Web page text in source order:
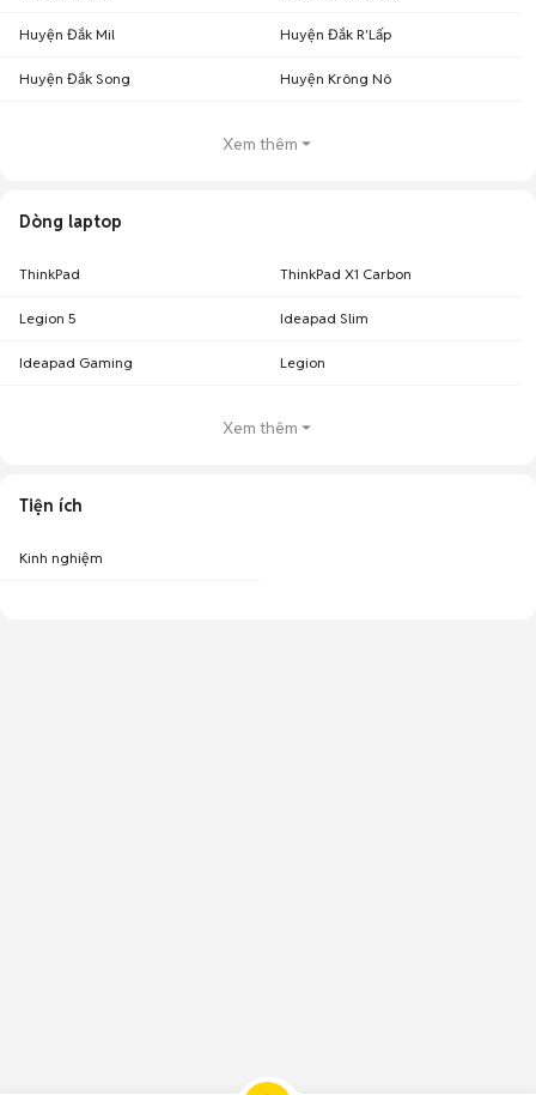
Huyện Đắk Mil Huyện Đắk R'Lấp
Huyện Đắk Song Huyện Krông Nô
Xem thêm
Dòng laptop
ThinkPad ThinkPad X1 Carbon
Legion 5 Ideapad Slim
Ideapad Gaming Legion
Xem thêm
Tiện ích
Kinh nghiệm